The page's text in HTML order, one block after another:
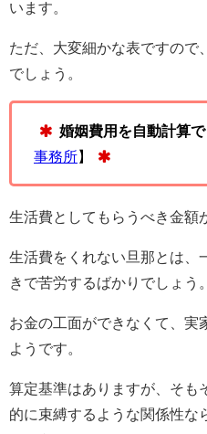
います。
ただ、大変細かな表ですので
でしょう。
婚姻費用を自動計算
事務所】
生活費としてもらうべき金額
生活費をくれない旦那とは、
きで苦労するばかりでしょう。
お金の工面ができなくて、実
ようです。
算定基準はありますが、そも
的に束縛するような関係性な